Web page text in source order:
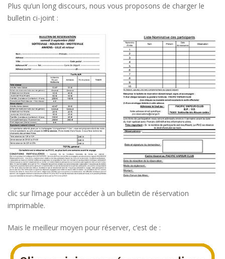
Plus qu’un long discours, nous vous proposons de charger le
bulletin ci-joint :
clic sur l’image pour accéder à un bulletin de réservation
imprimable.
Mais le meilleur moyen pour réserver, c’est de :